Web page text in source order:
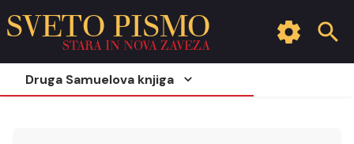
SVETO PISMO
STARA IN NOVA ZAVEZA
Druga Samuelova knjiga